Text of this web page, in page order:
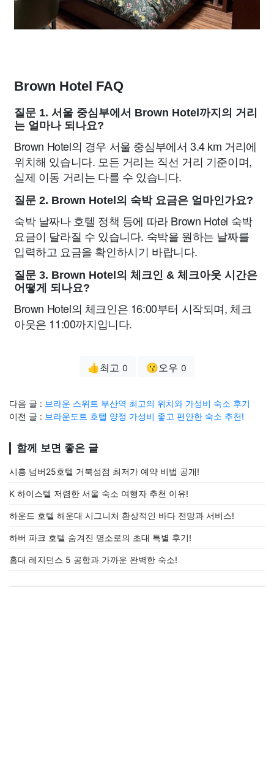
Brown Hotel FAQ
질문 1. 서울 중심부에서 Brown Hotel까지의 거리
는 얼마나 되나요?
Brown Hotel의 경우 서울 중심부에서 3.4 km 거리에
위치해 있습니다. 모든 거리는 직선 거리 기준이며,
실제 이동 거리는 다를 수 있습니다.
질문 2. Brown Hotel의 숙박 요금은 얼마인가요?
숙박 날짜나 호텔 정책 등에 따라 Brown Hotel 숙박
요금이 달라질 수 있습니다. 숙박을 원하는 날짜를
입력하고 요금을 확인하시기 바랍니다.
질문 3. Brown Hotel의 체크인 & 체크아웃 시간은
어떻게 되나요?
Brown Hotel의 체크인은 16:00부터 시작되며, 체크
아웃은 11:00까지입니다.
👍최고 0 😗오우 0
다음 글 : 브라운 스위트 부산역 최고의 위치와 가성비 숙소 후기
이전 글 : 브라운도트 호텔 양정 가성비 좋고 편안한 숙소 추천!
함께 보면 좋은 글
시흥 넘버25호텔 거북섬점 최저가 예약 비법 공개!
K 하이스텔 저렴한 서울 숙소 여행자 추천 이유!
하운드 호텔 해운대 시그니처 환상적인 바다 전망과 서비스!
하버 파크 호텔 숨겨진 명소로의 초대 특별 후기!
홍대 레지던스 5 공항과 가까운 완벽한 숙소!